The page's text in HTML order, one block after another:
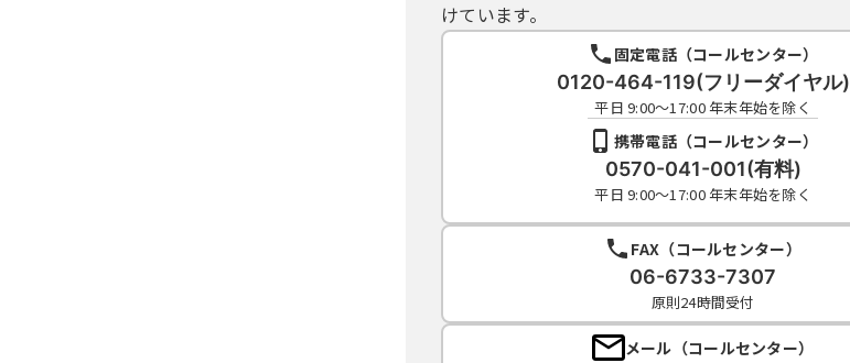
けています。
固定電話（コールセンター）
0120-464-119(フリーダイヤル)
平日 9:00～17:00 年末年始を除く
携帯電話（コールセンター）
0570-041-001(有料)
平日 9:00～17:00 年末年始を除く
FAX（コールセンター）
06-6733-7307
原則24時間受付
メール（コールセンター）